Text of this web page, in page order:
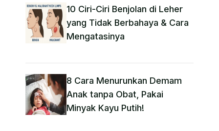
10 Ciri-Ciri Benjolan di Leher
yang Tidak Berbahaya & Cara
Mengatasinya
8 Cara Menurunkan Demam
Anak tanpa Obat​, Pakai
Minyak Kayu Putih!